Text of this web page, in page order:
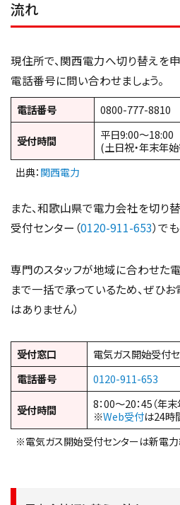
流れ
現住所で、関西電力へ切り替えを
電話番号に問い合わせましょう。
電話番号 0800-777-8810
受付時間
平日9:00〜18:00
(土日祝・年末年
出典： 関西電力
また、和歌山県で電力会社を切り
受付センター（0120-911-653）で
専門のスタッフが地域に合わせた
まで一括で承っているため、ぜひお
はありません）
受付窓口
電気ガス開始受付
電話番号
0120-911-653
受付時間
8：00～20：45（年末
※Web受付は24時
※電気ガス開始受付センターは新電